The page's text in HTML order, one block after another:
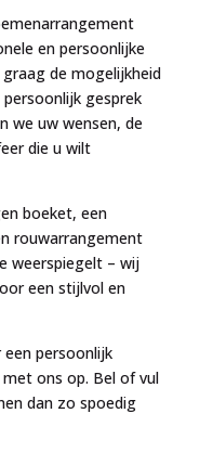
en persoonlijke
de mogelijkheid
gesprek
we uw wensen, de
die u wilt
boeket, een
rouwarrangement
weerspiegelt – wij
een stijlvol en
persoonlijk
ons op. Bel of vul
dan zo spoedig